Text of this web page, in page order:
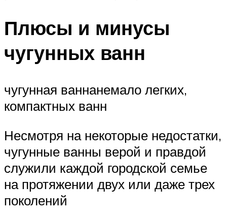
Плюсы и минусы
чугунных ванн
чугунная ваннанемало легких,
компактных ванн
Несмотря на некоторые недостатки,
чугунные ванны верой и правдой
служили каждой городской семье
на протяжении двух или даже трех
поколений